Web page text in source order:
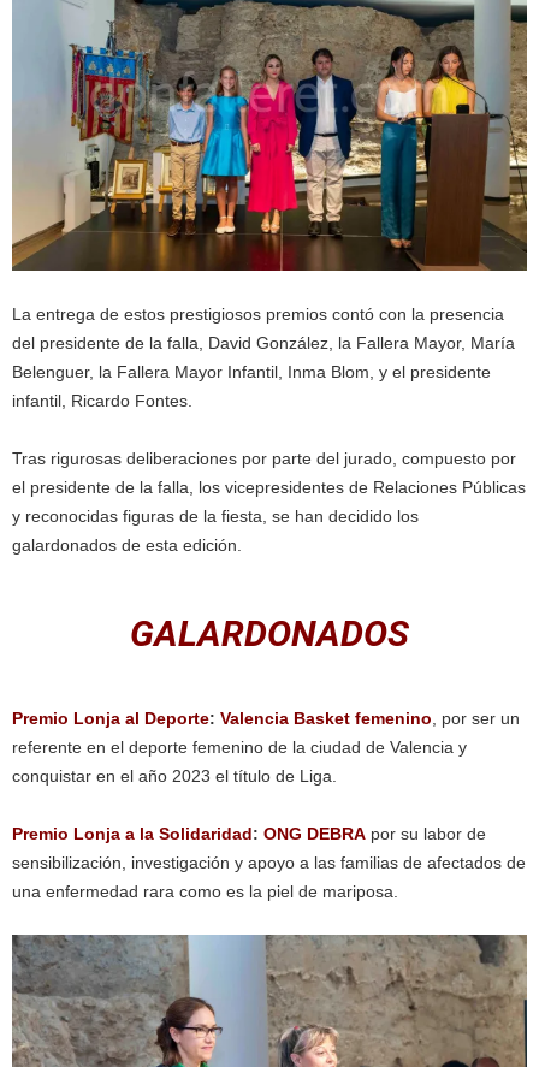
La entrega de estos prestigiosos premios contó con la presencia
del presidente de la falla, David González, la Fallera Mayor, María
Belenguer, la Fallera Mayor Infantil, Inma Blom, y el presidente
infantil, Ricardo Fontes.
Tras rigurosas deliberaciones por parte del jurado, compuesto por
el presidente de la falla, los vicepresidentes de Relaciones Públicas
y reconocidas figuras de la fiesta, se han decidido los
galardonados de esta edición.
GALARDONADOS
Premio Lonja al Deporte: Valencia Basket femenino, por ser un
referente en el deporte femenino de la ciudad de Valencia y
conquistar en el año 2023 el título de Liga.
Premio Lonja a la Solidaridad: ONG DEBRA por su labor de
sensibilización, investigación y apoyo a las familias de afectados de
una enfermedad rara como es la piel de mariposa.